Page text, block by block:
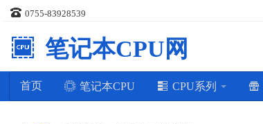
0755-83928539
笔记本CPU网
首页 笔记本CPU CPU系列